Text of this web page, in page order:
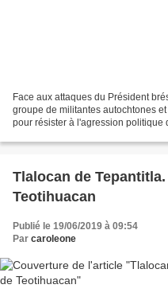
Face aux attaques du Président
groupe de militantes autochtones
pour résister à l'agression politique
Tlalocan de
Teotihuacan
Publié le 19/06/2019 à 09:54
Par caroleone